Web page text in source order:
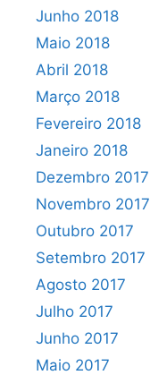
Junho 2018
Maio 2018
Abril 2018
Março 2018
Fevereiro 2018
Janeiro 2018
Dezembro 2017
Novembro 2017
Outubro 2017
Setembro 2017
Agosto 2017
Julho 2017
Junho 2017
Maio 2017